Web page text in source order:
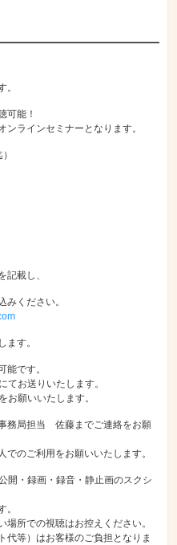
。
可能！
ラインセミナーとなります。
載し、
みください。
す。
能です。
てお送りいたします。
お願いいたします。
務局担当 佐藤までご連絡をお願
のご利用をお願いいたします。
開・録画・録音・静止画のスクシ
。
所での視聴はお控えください。
代等）はお客様のご負担となりま